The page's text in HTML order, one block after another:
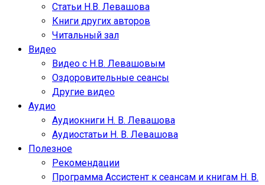
Статьи Н.В. Левашова
Книги других авторов
Читальный зал
Видео
Видео с Н.В. Левашовым
Оздоровительные сеансы
Другие видео
Аудио
Аудиокниги Н. В. Левашова
Аудиостатьи Н. В. Левашова
Полезное
Рекомендации
Программа Ассистент к сеансам и книгам Н. В.